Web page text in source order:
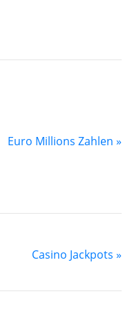
Euro Millions Zahlen »
Casino Jackpots »